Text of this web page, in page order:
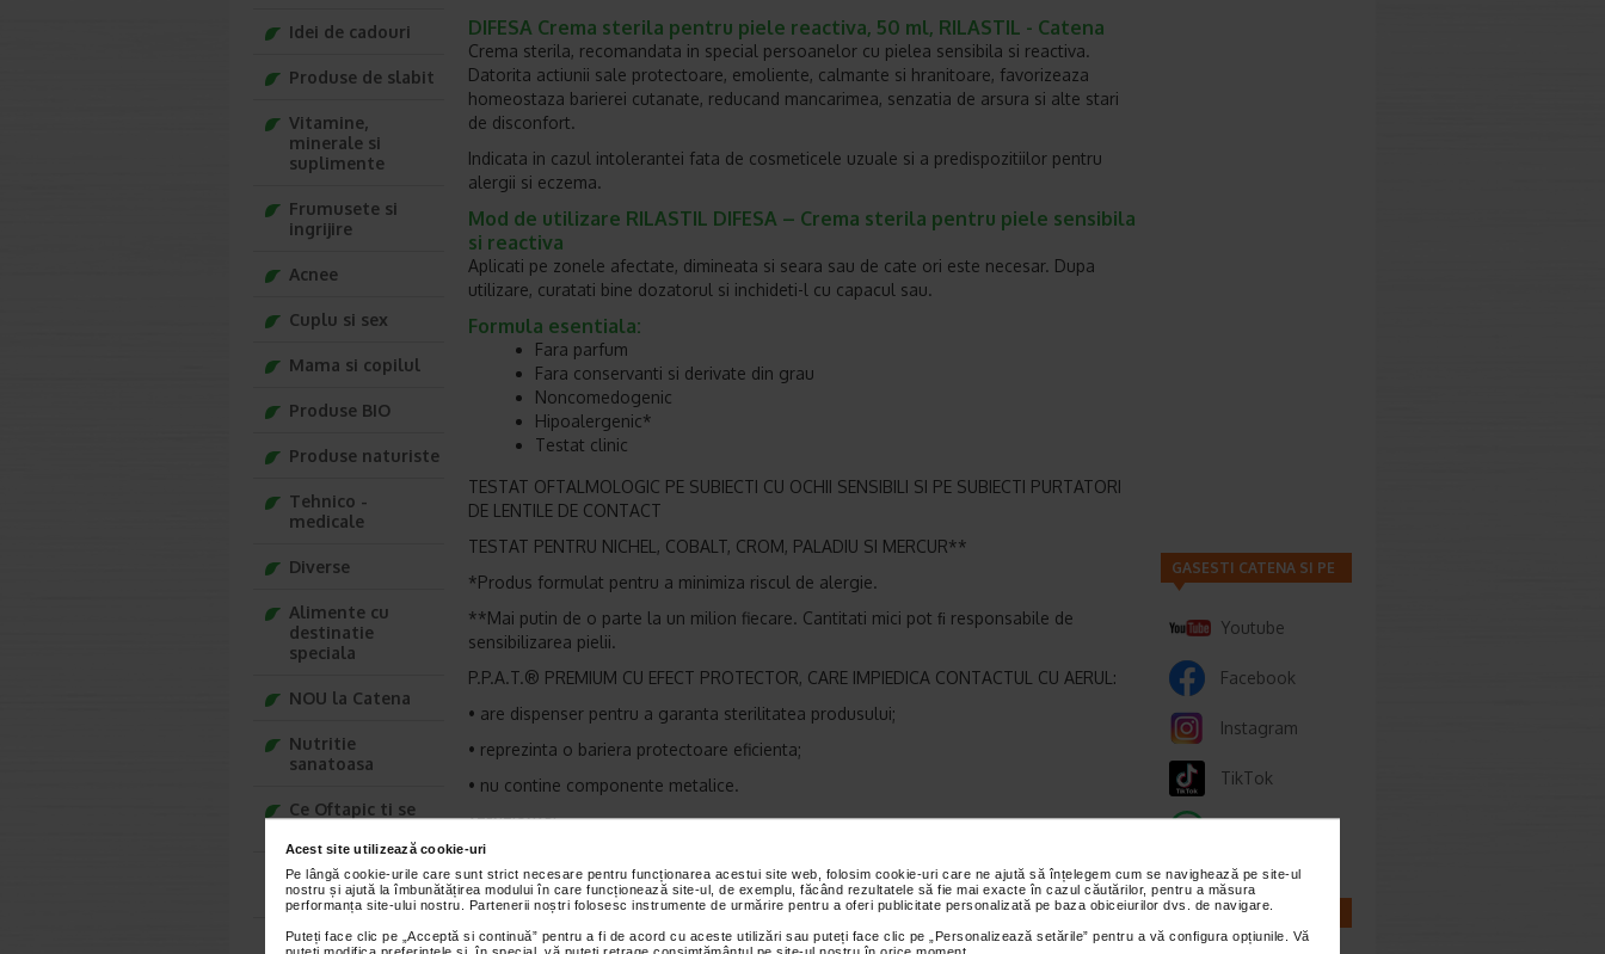
Acest site utilizează cookie-uri
Pe lângă cookie-urile care sunt strict necesare pentru funcționarea acestui site web, folosim cookie-uri care ne ajută să înțelegem cum se navighează pe site-ul
nostru și ajută la îmbunătățirea modului în care funcționează site-ul, de exemplu, făcând rezultatele să fie mai exacte în cazul căutărilor, pentru a măsura
performanța site-ului nostru. Partenerii noștri folosesc instrumente de urmărire pentru a oferi publicitate personalizată pe baza obiceiurilor dvs. de navigare.
Puteți face clic pe „Acceptă si continuă” pentru a fi de acord cu aceste utilizări sau puteți face clic pe „Personalizează setările” pentru a vă configura opțiunile. Vă
puteți modifica preferințele și, în special, vă puteți retrage consimțământul pe site-ul nostru în orice moment.
DIFESA Crema sterila pentru piele reactiva, 50 ml, RILASTIL - Catena
Crema sterila, recomandata in special persoanelor cu pielea sensibila si reactiva.
Datorita actiunii sale protectoare, emoliente, calmante si hranitoare, favorizeaza
homeostaza barierei cutanate, reducand mancarimea, senzatia de arsura si alte stari
de disconfort.
Indicata in cazul intolerantei fata de cosmeticele uzuale si a predispozitiilor pentru
alergii si eczema.
Mod de utilizare RILASTIL DIFESA – Crema sterila pentru piele sensibila
si reactiva
Aplicati pe zonele afectate, dimineata si seara sau de cate ori este necesar. Dupa
utilizare, curatati bine dozatorul si inchideti-l cu capacul sau.
Formula esentiala:
Fara parfum
Fara conservanti si derivate din grau
Noncomedogenic
Hipoalergenic*
Testat clinic
TESTAT OFTALMOLOGIC PE SUBIECTI CU OCHII SENSIBILI SI PE SUBIECTI PURTATORI
DE LENTILE DE CONTACT
TESTAT PENTRU NICHEL, COBALT, CROM, PALADIU SI MERCUR**
*Produs formulat pentru a minimiza riscul de alergie.
**Mai putin de o parte la un milion fiecare. Cantitati mici pot ﬁ responsabile de
sensibilizarea pielii.
P.P.A.T.® PREMIUM CU EFECT PROTECTOR, CARE IMPIEDICA CONTACTUL CU AERUL:
• are dispenser pentru a garanta sterilitatea produsului;
• reprezinta o bariera protectoare eficienta;
• nu contine componente metalice.
ATENTIONARI:
DOAR PENTRU UTILIZARE TOPICA
In cazul in care produsul intra in contact cu ochii, clatiti cu apa din abundenta. Pastrati
produsul cu capacul inchis si departe de caldura.
Idei de cadouri
Produse de slabit
Vitamine,
minerale si
suplimente
Frumusete si
ingrijire
Acnee
Cuplu si sex
Mama si copilul
Produse BIO
Produse naturiste
Tehnico -
medicale
Diverse
Alimente cu
destinatie
speciala
NOU la Catena
Nutritie
sanatoasa
Ce Oftapic ti se
Adora – Adorabili
din prima clipa
Seturi cadou
GASESTI CATENA SI PE
Youtube
Facebook
Instagram
TikTok
CALCULATOARE